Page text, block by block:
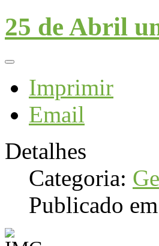
25 de Abril
Imprimir
Email
Detalhes
Categoria:
Publicado